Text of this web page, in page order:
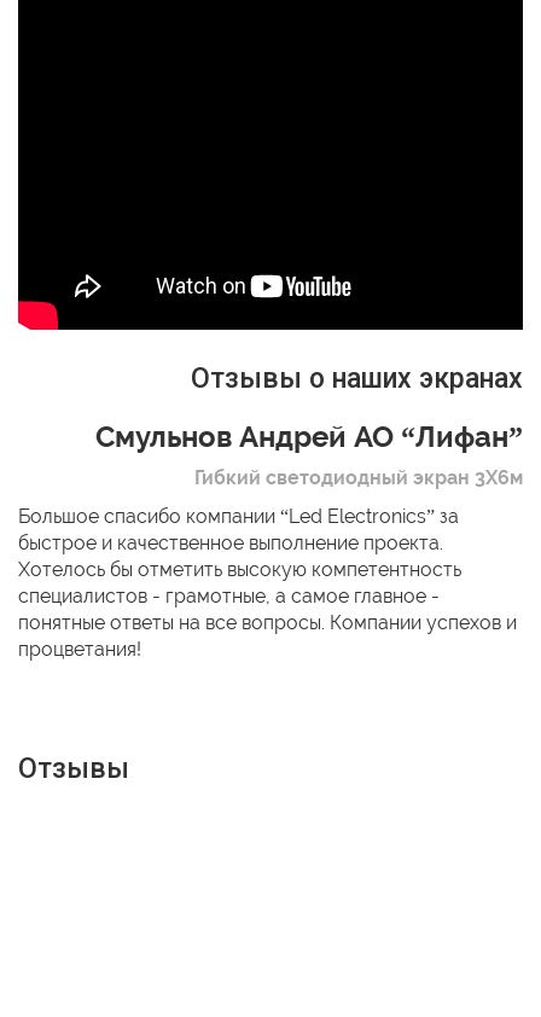
Отзывы о наших экранах
Смульнов Андрей АО “Лифан”
Гибкий светодиодный экран 3Х6м
Большое спасибо компании “Led Electronics” за
быстрое и качественное выполнение проекта.
Хотелось бы отметить высокую компетентность
специалистов - грамотные, а самое главное -
понятные ответы на все вопросы. Компании успехов и
процветания!
Отзывы